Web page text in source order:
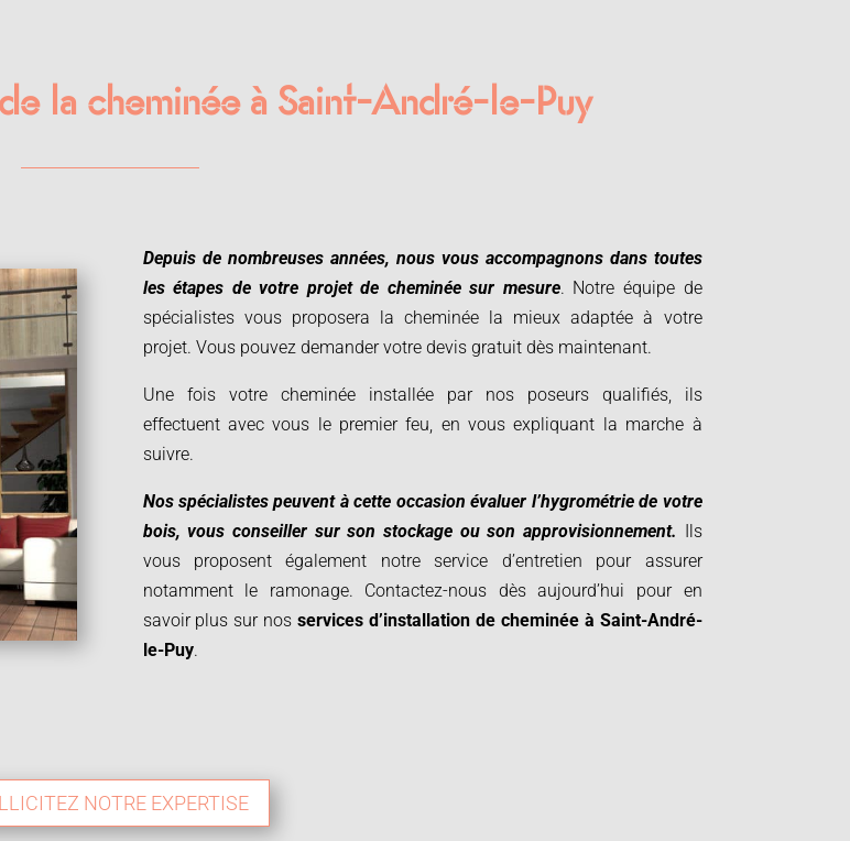
la cheminée à Saint-André-le-Puy
Depuis de nombreuses années, nous vous accompagnons dans toutes
les étapes de votre projet de cheminée sur mesure. Notre équipe de
spécialistes vous proposera la cheminée la mieux adaptée à votre
projet. Vous pouvez demander votre devis gratuit dès maintenant.
Une fois votre cheminée installée par nos poseurs qualifiés, ils
effectuent avec vous le premier feu, en vous expliquant la marche à
suivre.
Nos spécialistes peuvent à cette occasion évaluer l’hygrométrie de votre
bois, vous conseiller sur son stockage ou son approvisionnement.
Ils
vous proposent également notre service d’entretien pour assurer
notamment le ramonage. Contactez-nous dès aujourd’hui pour en
savoir plus sur nosservices d’installation de cheminée à Saint-André-
le-Puy.
NOTRE EXPERTISE